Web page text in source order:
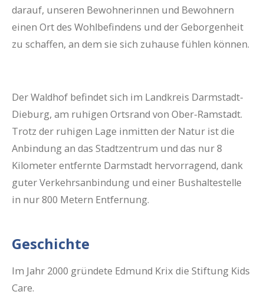
darauf, unseren Bewohnerinnen und Bewohnern
einen Ort des Wohlbefindens und der Geborgenheit
zu schaffen, an dem sie sich zuhause fühlen können.
Der Waldhof befindet sich im Landkreis Darmstadt-
Dieburg, am ruhigen Ortsrand von Ober-Ramstadt.
Trotz der ruhigen Lage inmitten der Natur ist die
Anbindung an das Stadtzentrum und das nur 8
Kilometer entfernte Darmstadt hervorragend, dank
guter Verkehrsanbindung und einer Bushaltestelle
in nur 800 Metern Entfernung.
Geschichte
Im Jahr 2000 gründete Edmund Krix die Stiftung Kids
Care.